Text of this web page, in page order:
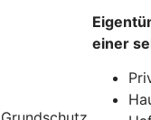
einer